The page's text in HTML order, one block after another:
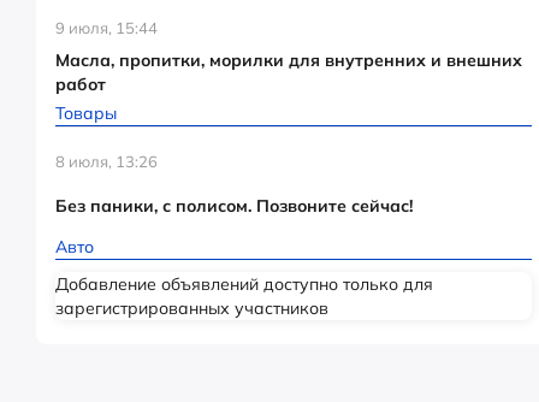
9 июля, 15:44
Масла, пропитки, морилки для внутренних и внешних
работ
Товары
8 июля, 13:26
Без паники, с полисом. Позвоните сейчас!
Авто
Добавление объявлений доступно только для
зарегистрированных участников